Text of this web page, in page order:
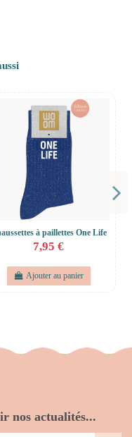
à paillettes One Life
7,95 €
Ajouter au panier
nos actualités...